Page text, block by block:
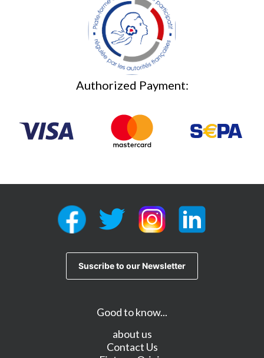
Authorized Payment:
Good to know...
about us
Contact Us